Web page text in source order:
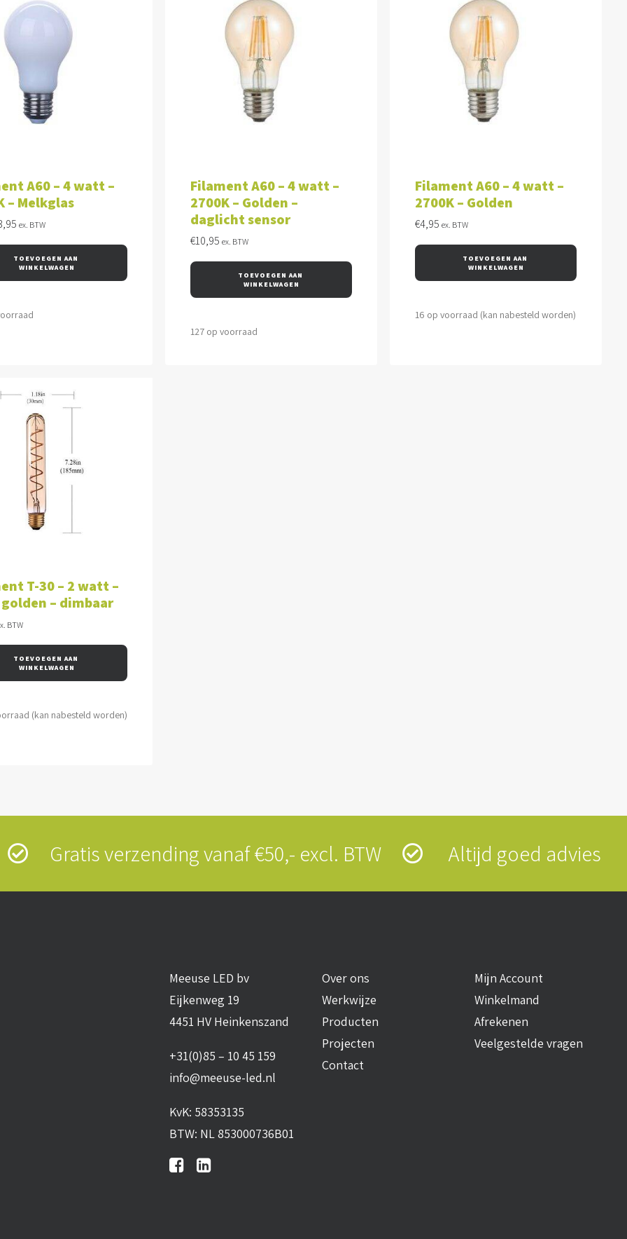
A60 – 4 watt –
– Melkglas
Huidige
€3,95.
ex. BTW
TOEVOEGEN AAN
WINKELWAGEN
Filament A60 – 4 watt –
2700K – Golden –
daglicht sensor
€10,95 ex. BTW
TOEVOEGEN AAN
WINKELWAGEN
127 op voorraad
Filament A60 – 4 watt –
2700K – Golden
€4,95 ex. BTW
TOEVOEGEN AAN
WINKELWAGEN
16 op voorraad (kan nabesteld worden)
T-30 – 2 watt –
golden – dimbaar
BTW
TOEVOEGEN AAN
WINKELWAGEN
(kan nabesteld worden)
Gratis verzending vanaf €50,- excl. BTW Altijd goed advies
Meeuse LED bv
Eijkenweg 19
4451 HV Heinkenszand
+31(0)85 – 10 45 159
info@meeuse-led.nl
KvK: 58353135
BTW: NL 853000736B01
Over ons
Werkwijze
Producten
Projecten
Contact
Mijn Account
Winkelmand
Afrekenen
Veelgestelde vragen